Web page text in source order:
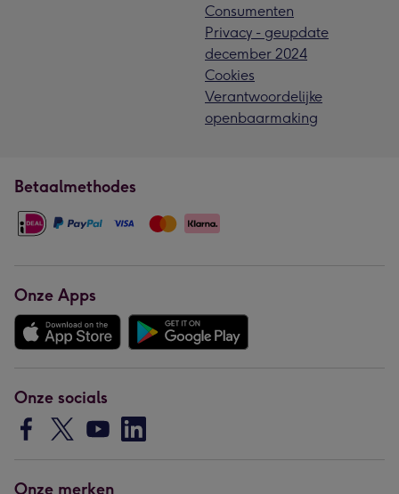
Consumenten
Privacy - geupdate
december 2024
Cookies
Verantwoordelijke
openbaarmaking
Betaalmethodes
Onze Apps
Onze socials
Onze merken